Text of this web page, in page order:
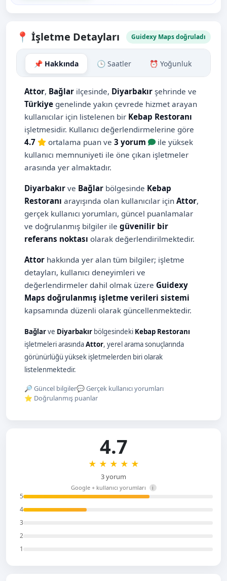
📍 İşletme Detayları Guidexy Maps doğruladı
📌 Hakkında 🕒 Saatler ⏰ Yoğunluk
Attor, Bağlar ilçesinde, Diyarbakır şehrinde ve
Türkiye genelinde yakın çevrede hizmet arayan
kullanıcılar için listelenen bir Kebap Restoranı
işletmesidir. Kullanıcı değerlendirmelerine göre
4.7
ortalama puan ve 3 yorum
ile yüksek
kullanıcı memnuniyeti ile öne çıkan işletmeler
arasında yer almaktadır.
Diyarbakır ve Bağlar bölgesinde Kebap
Restoranı arayışında olan kullanıcılar için Attor,
gerçek kullanıcı yorumları, güncel puanlamalar
ve doğrulanmış bilgiler ile güvenilir bir
referans noktası olarak değerlendirilmektedir.
Attor hakkında yer alan tüm bilgiler; işletme
detayları, kullanıcı deneyimleri ve
değerlendirmeler dahil olmak üzere Guidexy
Maps doğrulanmış işletme verileri sistemi
kapsamında düzenli olarak güncellenmektedir.
Bağlarve Diyarbakır bölgesindeki Kebap Restoranı
işletmeleri arasındaAttor, yerel arama sonuçlarında
görünürlüğü yüksek işletmelerden biri olarak
listelenmektedir.
🔎 Güncel bilgiler💬 Gerçek kullanıcı yorumları
⭐ Doğrulanmış puanlar
5
4
3
2
1
4.7
★ ★ ★ ★ ★
3 yorum
Google + kullanıcı yorumları i